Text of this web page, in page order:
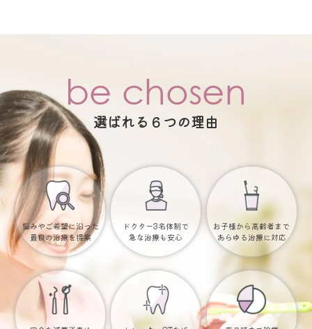
be chosen
選ばれる６つの理由
悩みやご希望に沿った
最良の治療を提案
ドクター3名体制で
急な治療も安心
お子様から高齢者まで
あらゆる治療に対応